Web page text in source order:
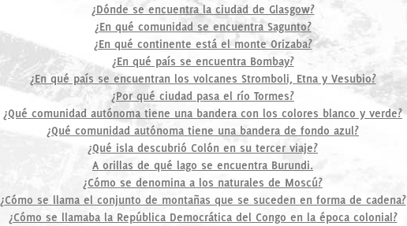
¿Dónde se encuentra la ciudad de Glasgow?
¿En qué comunidad se encuentra Sagunto?
¿En qué continente está el monte Orizaba?
¿En qué país se encuentra Bombay?
¿En qué país se encuentran los volcanes Stromboli, Etna y Vesubio?
¿Por qué ciudad pasa el río Tormes?
¿Qué comunidad autónoma tiene una bandera con los colores blanco y verde?
¿Qué comunidad autónoma tiene una bandera de fondo azul?
¿Qué isla descubrió Colón en su tercer viaje?
A orillas de qué lago se encuentra Burundi.
¿Cómo se denomina a los naturales de Moscú?
¿Cómo se llama el conjunto de montañas que se suceden en forma de cadena?
¿Cómo se llamaba la República Democrática del Congo en la época colonial?